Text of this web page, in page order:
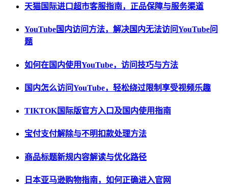
天猫国际进口超市客服指南，正品保障与服务渠道
YouTube国内访问方法，解决国内无法访问YouTube问
题
如何在国内使用YouTube，访问技巧与方法
国内怎么访问YouTube，轻松绕过限制享受视频乐趣
TIKTOK国际版官方入口及国内使用指南
宝付支付解除与不明扣款处理方法
商品标题新规内容解读与优化路径
日本亚马逊购物指南，如何正确进入官网